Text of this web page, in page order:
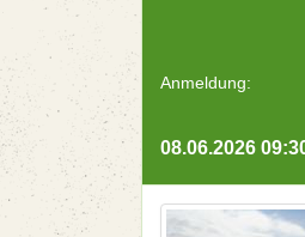
Anmeldung:
08.06.2026